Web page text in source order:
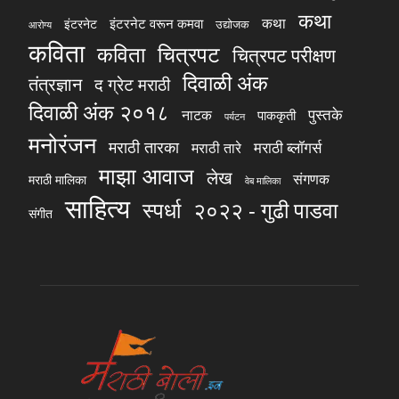
आरोग्य इंटरनेट इंटरनेट वरून कमवा उद्योजक कथा कथा
कविता कविता चित्रपट चित्रपट परीक्षण
तंत्रज्ञान द ग्रेट मराठी दिवाळी अंक
दिवाळी अंक २०१८
नाटक पर्यटन पाककृती पुस्तके
मनोरंजन मराठी तारका मराठी तारे मराठी ब्लॉगर्स
मराठी मालिका माझा आवाज लेख वेब मालिका संगणक
संगीत साहित्य स्पर्धा २०२२ - गुढी पाडवा